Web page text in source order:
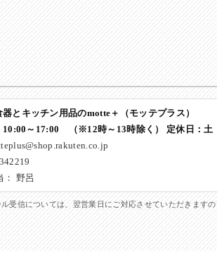
器とキッチン用品のmotte＋（モッテプラス）
10:00～17:00 （※12時～13時除く） 定休日 ：土
： 野呂
受信については、翌営業日にご対応させていただきます